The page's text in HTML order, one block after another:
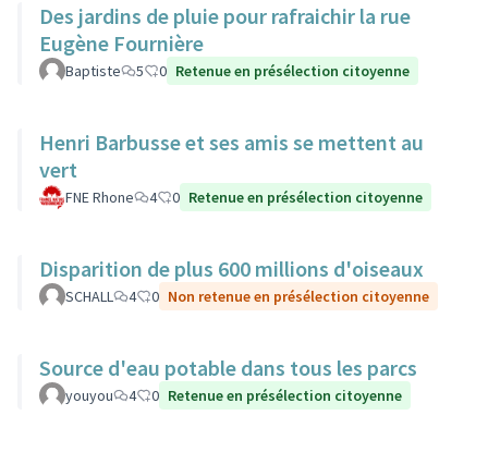
Des jardins de pluie pour rafraichir la rue
Eugène Fournière
Baptiste 5 0 Retenue en présélection citoyenne
Henri Barbusse et ses amis se mettent au
vert
FNE Rhone 4 0 Retenue en présélection citoyenne
Disparition de plus 600 millions d'oiseaux
SCHALL 4 0 Non retenue en présélection citoyenne
Source d'eau potable dans tous les parcs
youyou 4 0 Retenue en présélection citoyenne